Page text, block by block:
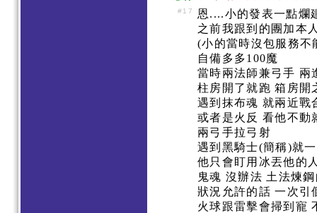
#17
恩....小的發表一點爛
之前我跟到的團加本
(小的當時沒包服務
自備多多100魔
當時兩法師兼弓手 兩
柱房開了就跑 箱房
遇到抹布魂 就兩近
或者是火反 看他不動
兩弓手拉弓射
遇到黑騎士(簡稱)就
他只會盯用冰丟他的
鬼魂 沒辦法 土法煉
狀況允許的話 一次
火球跟雷擊會掃到寵